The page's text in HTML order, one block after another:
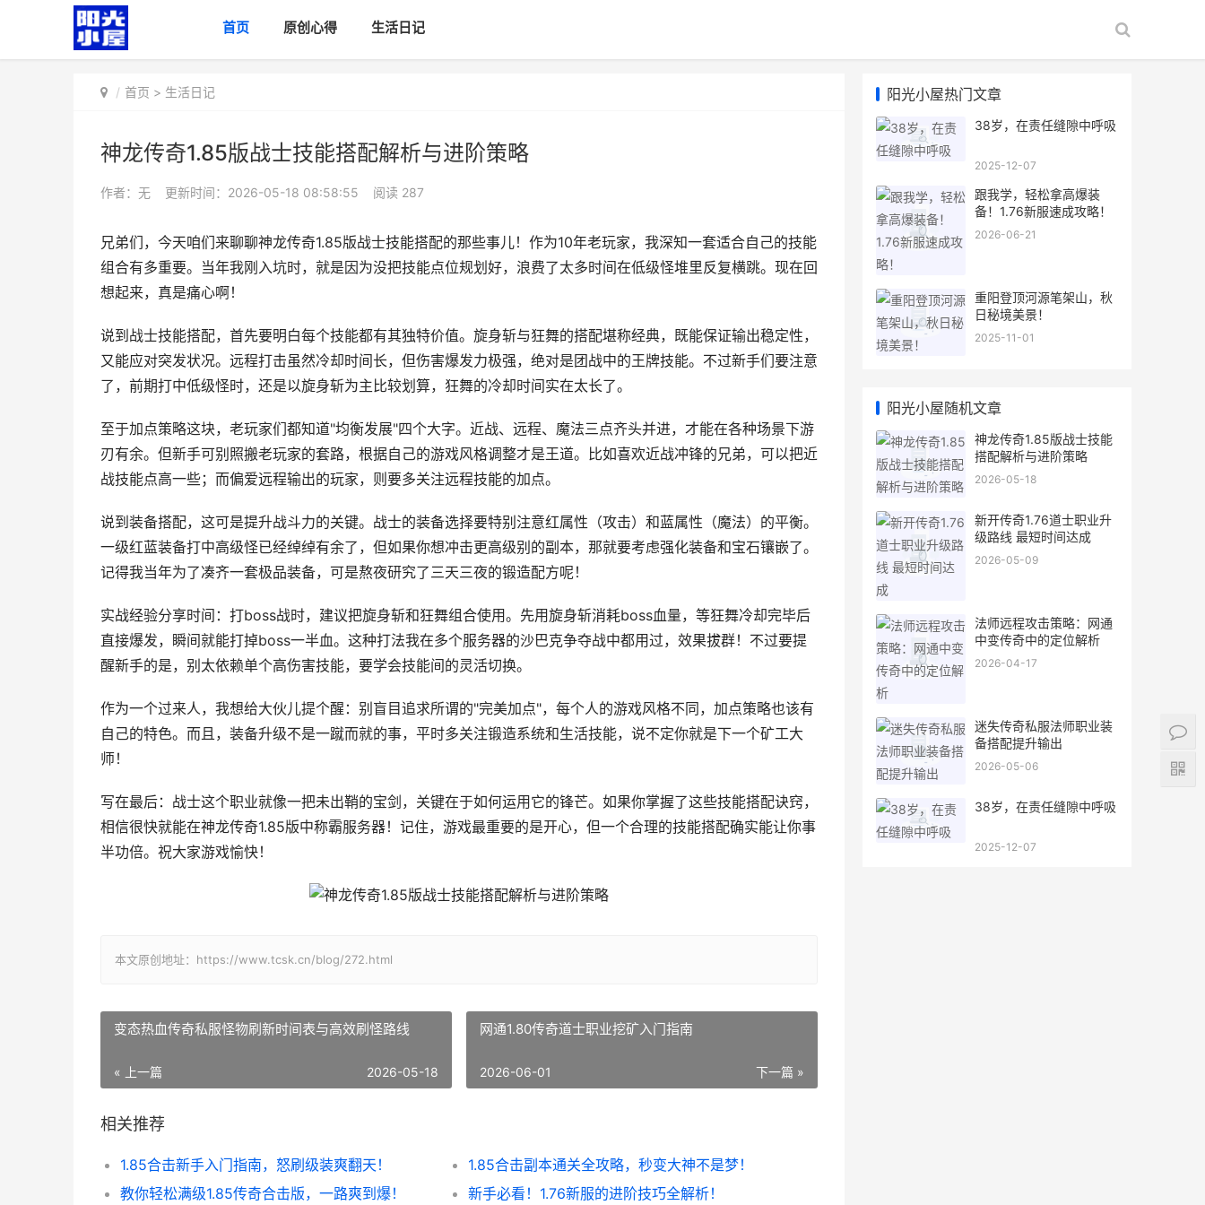
首页 原创心得 生活日记
首页 > 生活日记
神龙传奇1.85版战士技能搭配解析与进阶策略
作者：无 更新时间：2026-05-18 08:58:55 阅读 287
兄弟们，今天咱们来聊聊神龙传奇1.85版战士技能搭配的那些事儿！作为10年老玩家，我深知一套适合自己的技能
组合有多重要。当年我刚入坑时，就是因为没把技能点位规划好，浪费了太多时间在低级怪堆里反复横跳。现在回
想起来，真是痛心啊！
说到战士技能搭配，首先要明白每个技能都有其独特价值。旋身斩与狂舞的搭配堪称经典，既能保证输出稳定性，
又能应对突发状况。远程打击虽然冷却时间长，但伤害爆发力极强，绝对是团战中的王牌技能。不过新手们要注意
了，前期打中低级怪时，还是以旋身斩为主比较划算，狂舞的冷却时间实在太长了。
至于加点策略这块，老玩家们都知道"均衡发展"四个大字。近战、远程、魔法三点齐头并进，才能在各种场景下游
刃有余。但新手可别照搬老玩家的套路，根据自己的游戏风格调整才是王道。比如喜欢近战冲锋的兄弟，可以把近
战技能点高一些；而偏爱远程输出的玩家，则要多关注远程技能的加点。
说到装备搭配，这可是提升战斗力的关键。战士的装备选择要特别注意红属性（攻击）和蓝属性（魔法）的平衡。
一级红蓝装备打中高级怪已经绰绰有余了，但如果你想冲击更高级别的副本，那就要考虑强化装备和宝石镶嵌了。
记得我当年为了凑齐一套极品装备，可是熬夜研究了三天三夜的锻造配方呢！
实战经验分享时间：打boss战时，建议把旋身斩和狂舞组合使用。先用旋身斩消耗boss血量，等狂舞冷却完毕后
直接爆发，瞬间就能打掉boss一半血。这种打法我在多个服务器的沙巴克争夺战中都用过，效果拔群！不过要提
醒新手的是，别太依赖单个高伤害技能，要学会技能间的灵活切换。
作为一个过来人，我想给大伙儿提个醒：别盲目追求所谓的"完美加点"，每个人的游戏风格不同，加点策略也该有
自己的特色。而且，装备升级不是一蹴而就的事，平时多关注锻造系统和生活技能，说不定你就是下一个矿工大
师！
写在最后：战士这个职业就像一把未出鞘的宝剑，关键在于如何运用它的锋芒。如果你掌握了这些技能搭配诀窍，
相信很快就能在神龙传奇1.85版中称霸服务器！记住，游戏最重要的是开心，但一个合理的技能搭配确实能让你事
半功倍。祝大家游戏愉快！
本文原创地址：https://www.tcsk.cn/blog/272.html
变态热血传奇私服怪物刷新时间表与高效刷怪路线
« 上一篇 2026-05-18
网通1.80传奇道士职业挖矿入门指南
下一篇 »
2026-06-01
相关推荐
1.85合击新手入门指南，怒刷级装爽翻天！
1.85合击副本通关全攻略，秒变大神不是梦！
教你轻松满级1.85传奇合击版，一路爽到爆！
新手必看！1.76新服的进阶技巧全解析！
阳光小屋热门文章
38岁，在责任缝隙中呼吸
2025-12-07
跟我学，轻松拿高爆装
备！1.76新服速成攻略！
2026-06-21
重阳登顶河源笔架山，秋
日秘境美景！
2025-11-01
阳光小屋随机文章
神龙传奇1.85版战士技能
搭配解析与进阶策略
2026-05-18
新开传奇1.76道士职业升
级路线 最短时间达成
2026-05-09
法师远程攻击策略：网通
中变传奇中的定位解析
2026-04-17
迷失传奇私服法师职业装
备搭配提升输出
2026-05-06
38岁，在责任缝隙中呼吸
2025-12-07